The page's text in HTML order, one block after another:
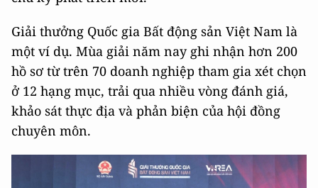
Giải thưởng Quốc gia Bất động sản Việt Nam là
một ví dụ. Mùa giải năm nay ghi nhận hơn 200
hồ sơ từ trên 70 doanh nghiệp tham gia xét chọn
ở 12 hạng mục, trải qua nhiều vòng đánh giá,
khảo sát thực địa và phản biện của hội đồng
chuyên môn.